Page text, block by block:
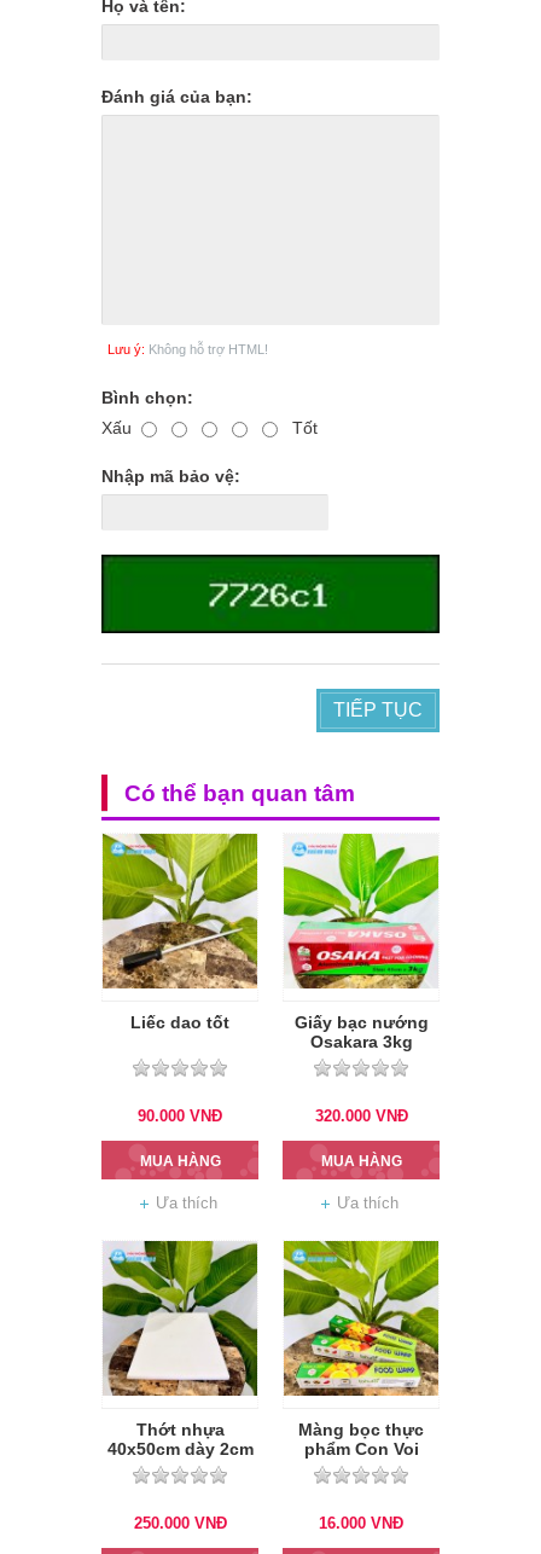
Họ và tên:
Đánh giá của bạn:
Lưu ý: Không hỗ trợ HTML!
Bình chọn:
Xấu
Tốt
Nhập mã bảo vệ:
TIẾP TỤC
Có thể bạn quan tâm
Liếc dao tốt
90.000 VNĐ
MUA HÀNG
Ưa thích
Giấy bạc nướng
Osakara 3kg
320.000 VNĐ
MUA HÀNG
Ưa thích
Thớt nhựa
40x50cm dày 2cm
250.000 VNĐ
Màng bọc thực
phẩm Con Voi
RW030
16.000 VNĐ